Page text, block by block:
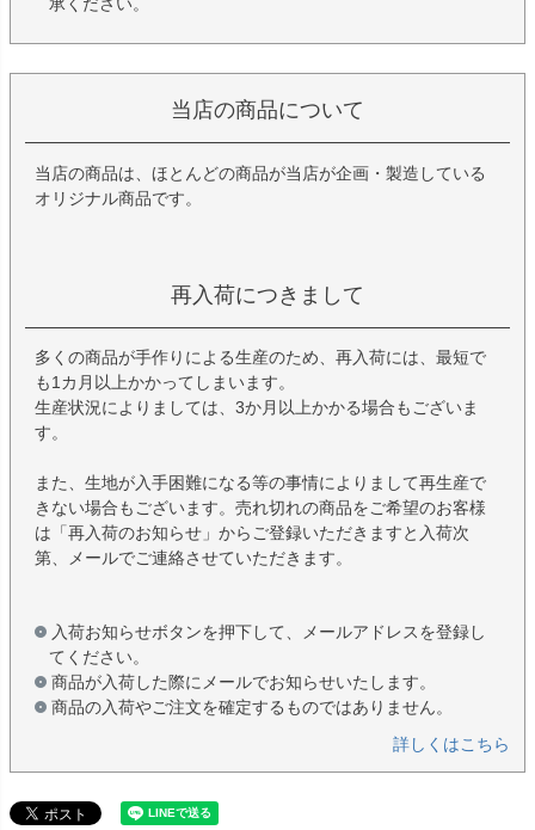
当店の商品について
当店の商品は、ほとんどの商品が当店が企画・製造している
オリジナル商品です。
再入荷につきまして
多くの商品が手作りによる生産のため、再入荷には、最短で
も1カ月以上かかってしまいます。
生産状況によりましては、3か月以上かかる場合もございま
す。
また、生地が入手困難になる等の事情によりまして再生産で
きない場合もございます。売れ切れの商品をご希望のお客様
は「再入荷のお知らせ」からご登録いただきますと入荷次
第、メールでご連絡させていただきます。
入荷お知らせボタンを押下して、メールアドレスを登録し
てください。
商品が入荷した際にメールでお知らせいたします。
商品の入荷やご注文を確定するものではありません。
詳しくはこちら